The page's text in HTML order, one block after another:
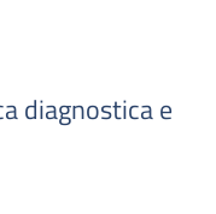
diagnostica e